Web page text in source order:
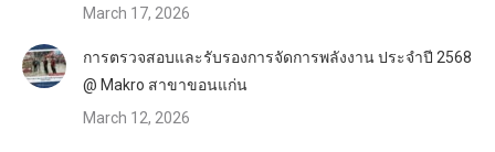
March 17, 2026
การตรวจสอบและรับรองการจัดการพลังงาน ประจำปี 2568
@ Makro สาขาขอนแก่น
March 12, 2026